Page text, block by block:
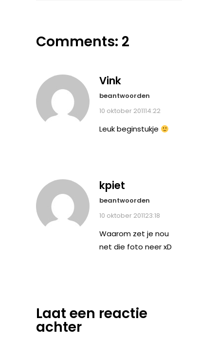
Comments: 2
Vink
beantwoorden
10 oktober 201114:22
Leuk beginstukje
kpiet
beantwoorden
10 oktober 201123:18
Waarom zet je nou
net die foto neer xD
Laat een reactie
achter